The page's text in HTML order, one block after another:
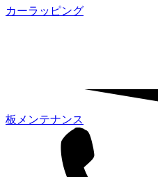
カーラッピング
板メンテナンス